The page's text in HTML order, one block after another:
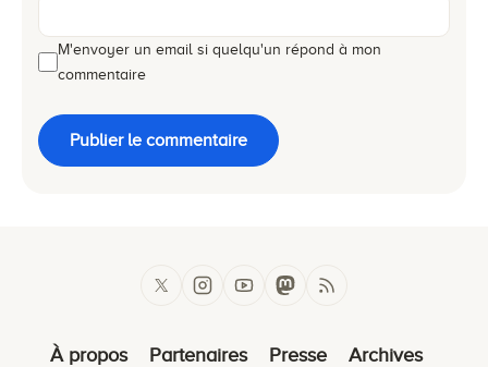
M'envoyer un email si quelqu'un répond à mon
commentaire
Publier le commentaire
À propos Partenaires Presse
Archives